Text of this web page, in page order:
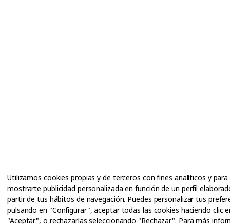
Utilizamos cookies propias y de terceros con fines analíticos y para
mostrarte publicidad personalizada en función de un perfil
partir de tus hábitos de navegación. Puedes personalizar tus
pulsando en "Configurar", aceptar todas las cookies haciendo clic
"Aceptar", o rechazarlas seleccionando "Rechazar". Para más